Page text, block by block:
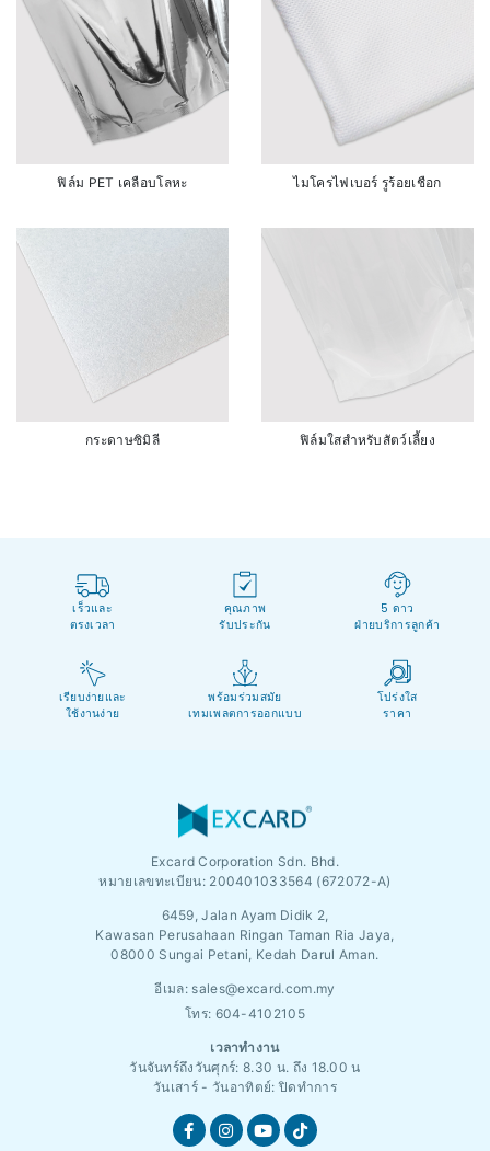
ฟิล์ม PET เคลือบโลหะ ไมโครไฟเบอร์ รูร้อยเชือก
กระดาษซิมิลี ฟิล์มใสสำหรับสัตว์เลี้ยง
เร็วและ
ตรงเวลา
คุณภาพ
รับประกัน
5 ดาว
ฝ่ายบริการลูกค้า
เรียบง่ายและ
ใช้งานง่าย
พร้อมร่วมสมัย
เทมเพลตการออกแบบ
โปร่งใส
ราคา
Excard Corporation Sdn. Bhd.
หมายเลขทะเบียน: 200401033564 (672072-A)
6459, Jalan Ayam Didik 2,
Kawasan Perusahaan Ringan Taman Ria Jaya,
08000 Sungai Petani, Kedah Darul Aman.
อีเมล: sales@excard.com.my
โทร: 604-4102105
เวลาทำงาน
วันจันทร์ถึงวันศุกร์: 8.30 น. ถึง 18.00 น
วันเสาร์ - วันอาทิตย์: ปิดทำการ